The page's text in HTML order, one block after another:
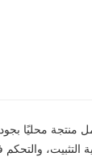
منتجة محليًا
التثبيت،